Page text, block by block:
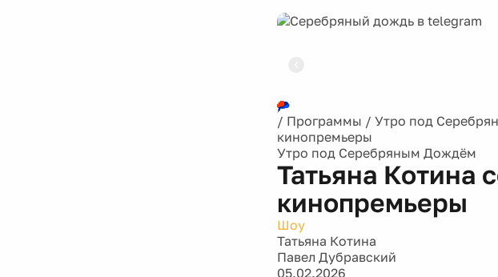
/ Программы / Утро под
кинопремьеры
Утро под Серебряным Дождём
Татьяна Котина
кинопремьеры
Шоу
Татьяна Котина
Павел Дубравский
05.02.2026